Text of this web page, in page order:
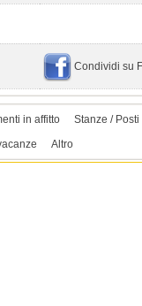
Condividi su
in affitto
Stanze / Posti
Altro